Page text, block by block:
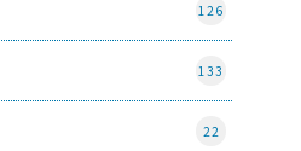
126
133
22